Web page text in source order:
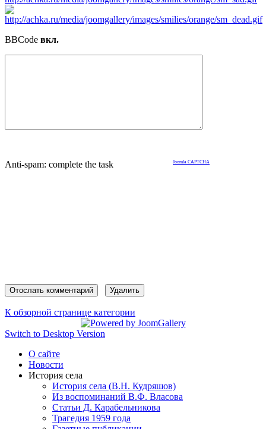
BBCode вкл.
Anti-spam: complete the task Joomla CAPTCHA
К обзорной странице категории
Switch to Desktop Version
О сайте
Новости
История села
История села (В.Н. Кудряшов)
Из воспоминаний В.Ф. Власова
Статьи Д. Карабельникова
Трагедия 1959 года